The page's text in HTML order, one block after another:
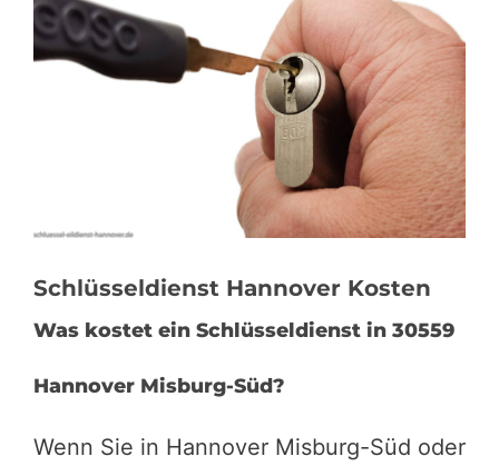
Schlüsseldienst Hannover Kosten
Was kostet ein Schlüsseldienst in 30559
Hannover Misburg-Süd?
Wenn Sie in Hannover Misburg-Süd oder